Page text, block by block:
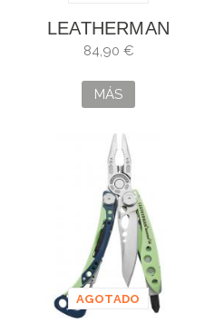
LEATHERMAN
FREE T4
84,90 €
MÁS
AGOTADO